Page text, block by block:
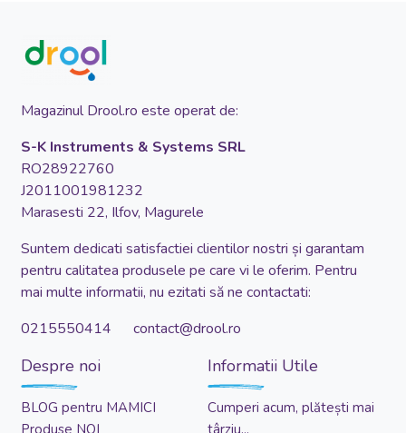
Magazinul Drool.ro este operat de:
S-K Instruments & Systems SRL
RO28922760
J2011001981232
Marasesti 22, Ilfov, Magurele
Suntem dedicati satisfactiei clientilor nostri și garantam
pentru calitatea produsele pe care vi le oferim. Pentru
mai multe informatii, nu ezitati să ne contactati:
0215550414 contact@drool.ro
Despre noi
BLOG pentru MAMICI
Informatii Utile
Cumperi acum, plătești mai